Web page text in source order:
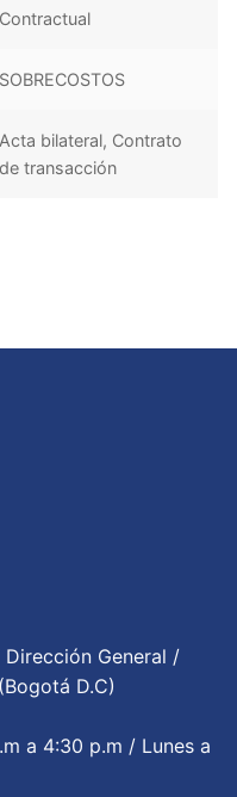
Contractual
SOBRECOSTOS
Acta bilateral, Contrato
de transacción
General /
D.C)
a 4:30 p.m / Lunes a